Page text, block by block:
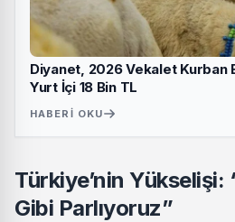
Diyanet, 2026 Vekalet Kurban
Yurt İçi 18 Bin TL
HABERI OKU
Türkiye’nin Yükselişi:
Gibi Parlıyoruz”